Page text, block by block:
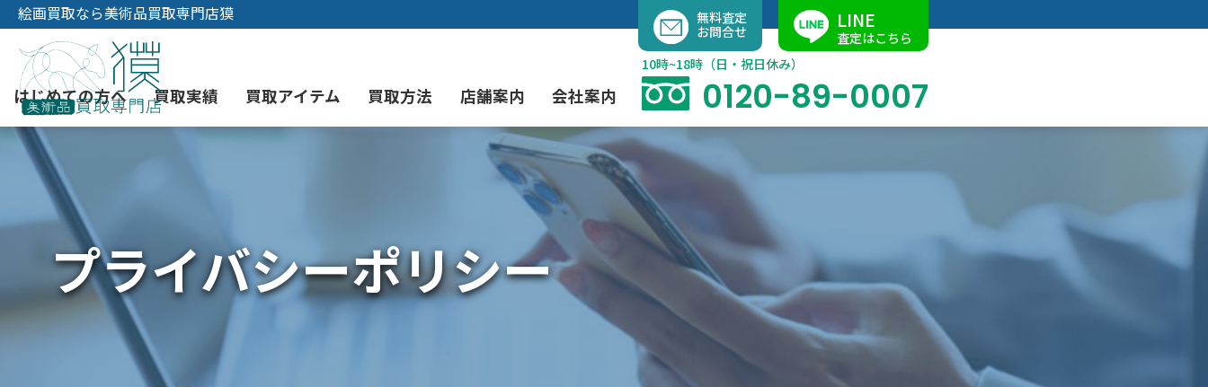
容
キ
ッ
プ
絵画買取なら美術品買取専門店獏
はじめての方へ
初めての美術品売却 よくあるご質問
YOUTUBE instagram Facebook
買取実績 買取アイテム
絵画買取 現代アート買取
骨董品買取 茶道具買取 陶磁器・陶器買取
西洋アンティーク買取 美術品・古美術品買取
買取方法
3つの買取方法 出張買取（無料）
宅配・郵送買取 業者間オークション出品代行 催事買取
時価評価サービス
店舗案内
東京店
会社案内
会社概要
消費者志向自主宣言
無料査定
お問合せ
LINE
査定はこちら
10時~18時（日・祝日休み）
0120-89-0007
プライバシーポリシー